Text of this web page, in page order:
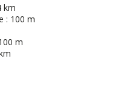
km
: 100 m
m